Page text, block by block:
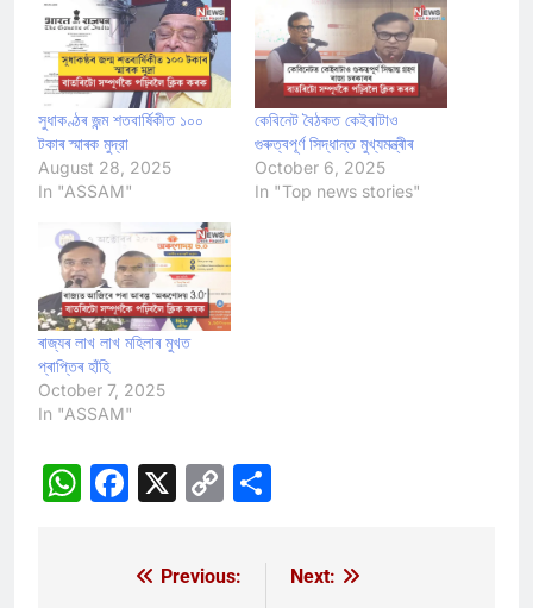
সুধাকণ্ঠৰ জন্ম শতবার্ষিকীত ১০০
টকাৰ স্মাৰক মুদ্রা
August 28, 2025
In "ASSAM"
কেবিনেট বৈঠকত কেইবাটাও
গুৰুত্বপূৰ্ণ সিদ্ধান্ত মুখ্যমন্ত্ৰীৰ
October 6, 2025
In "Top news stories"
ৰাজ্যৰ লাখ লাখ মহিলাৰ মুখত
প্ৰাপ্তিৰ হাঁহি
October 7, 2025
In "ASSAM"
WhatsApp
Facebook
X
Copy
Previous:
Next: